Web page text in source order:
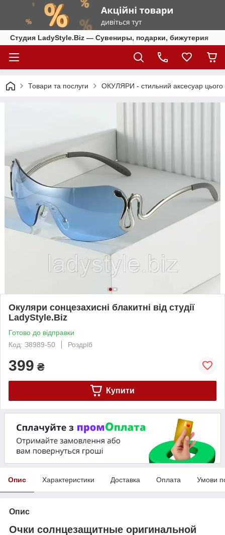
Студия LadyStyle.Biz — Сувениры, подарки, бижутерия
Товари та послуги ОКУЛЯРИ - стильний аксесуар цього
Окуляри сонцезахисні блакитні від студії
LadyStyle.Biz
Готово до відправки
Код: З8989-50
Роздріб
399 ₴
Купити
Опис Характеристики Доставка Оплата Умови
Опис
Очки солнцезащитные оригинальной